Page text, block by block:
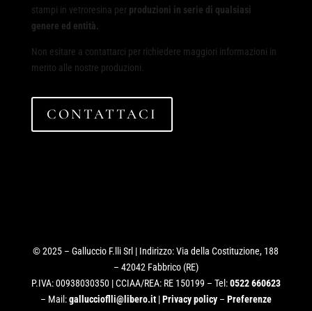
stampi in vetroresina per produzioni in serie di qualsiasi
genere ed entità.
Non esitare a contattarci per richiedere maggiori informazioni in
merito alle nostre produzioni.
CONTATTACI
© 2025 – Galluccio F.lli Srl | Indirizzo: Via della Costituzione, 188
– 42042 Fabbrico (RE)
P.IVA: 00938030350 | CCIAA/REA: RE 150199 – Tel:0522 660623
– Mail:galluccioflli@libero.it |Privacy policy– Preferenze